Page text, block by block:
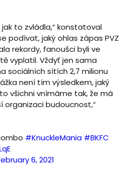
to zvládla,“ konstatoval
podívat, jaký ohlas zápas PVZ
rekordy, fanoušci byli ve
vyplatil. Vždyť jen sama
sociálních sítích 2,7 milionu
není tím výsledkem, jaký
všichni vnímáme tak, že má
budoucnost,“
#KnuckleMania #BKFC
6, 2021